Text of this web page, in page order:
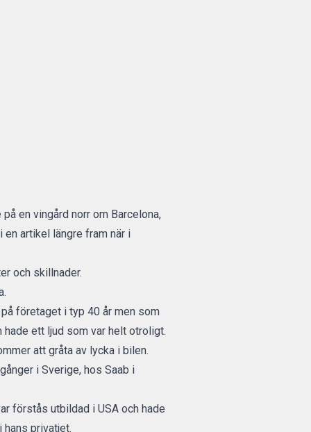
en vingård norr om Barcelona,
artikel längre fram när i
och skillnader.
företaget i typ 40 år men som
hade ett ljud som var helt otroligt.
att gråta av lycka i bilen.
i Sverige, hos Saab i
förstås utbildad i USA och hade
privatjet.